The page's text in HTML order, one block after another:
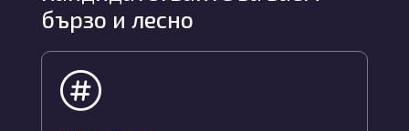
бързо и лесно
